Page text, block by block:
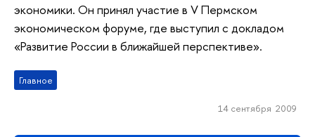
экономики. Он принял участие в V Пермском
экономическом форуме, где выступил с докладом
«Развитие России в ближайшей перспективе».
Главное
14 сентября 2009